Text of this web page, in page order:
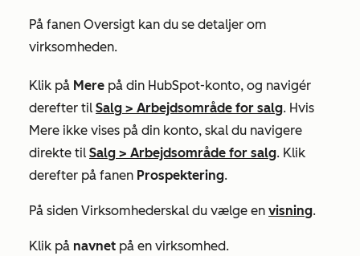
På fanen Oversigt kan du se detaljer om
virksomheden.
Klik på Mere på din HubSpot-konto, og navigér
derefter til Salg > Arbejdsområde for salg. Hvis
Mere ikke vises på din konto, skal du navigere
direkte til Salg > Arbejdsområde for salg. Klik
derefter på fanen Prospektering.
På siden Virksomhederskal du vælge en visning.
Klik på navnet på en virksomhed.